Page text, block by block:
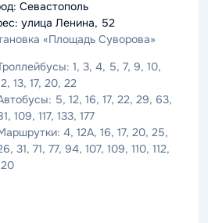
Севастополь
улица Ленина, 52
«Площадь Суворова»
1, 3, 4, 5, 7, 9, 10,
13, 17, 20, 22
5, 12, 16, 17, 22, 29, 63,
109, 117, 133, 177
4, 12А, 16, 17, 20, 25,
31, 71, 77, 94, 107, 109, 110, 112,